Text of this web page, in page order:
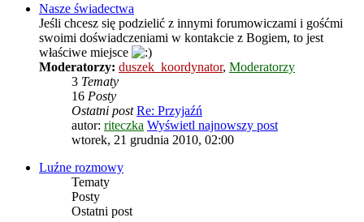
Nasze świadectwa
Jeśli chcesz się podzielić z innymi forumowiczami i gośćmi
swoimi doświadczeniami w kontakcie z Bogiem, to jest
właściwe miejsce
Moderatorzy: duszek_koordynator, Moderatorzy
3 Tematy
16 Posty
Ostatni post Re: Przyjaźń
autor: riteczka Wyświetl najnowszy post
wtorek, 21 grudnia 2010, 02:00
Luźne rozmowy
Tematy
Posty
Ostatni post